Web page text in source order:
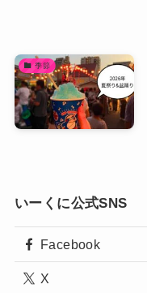
季節
いーくに公式SNS
Facebook
X